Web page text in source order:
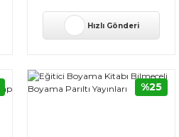
Hızlı Gönderi
%25